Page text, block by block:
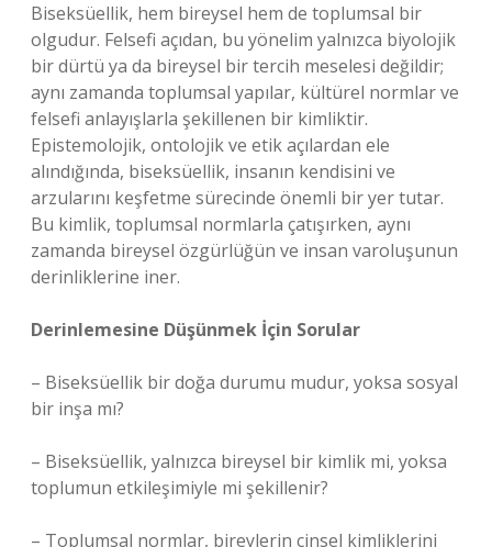
Biseksüellik, hem bireysel hem de toplumsal bir
olgudur. Felsefi açıdan, bu yönelim yalnızca biyolojik
bir dürtü ya da bireysel bir tercih meselesi değildir;
aynı zamanda toplumsal yapılar, kültürel normlar ve
felsefi anlayışlarla şekillenen bir kimliktir.
Epistemolojik, ontolojik ve etik açılardan ele
alındığında, biseksüellik, insanın kendisini ve
arzularını keşfetme sürecinde önemli bir yer tutar.
Bu kimlik, toplumsal normlarla çatışırken, aynı
zamanda bireysel özgürlüğün ve insan varoluşunun
derinliklerine iner.
Derinlemesine Düşünmek İçin Sorular
– Biseksüellik bir doğa durumu mudur, yoksa sosyal
bir inşa mı?
– Biseksüellik, yalnızca bireysel bir kimlik mi, yoksa
toplumun etkileşimiyle mi şekillenir?
– Toplumsal normlar, bireylerin cinsel kimliklerini